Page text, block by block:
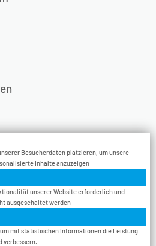
Besucherdaten platzieren, um unsere
Inhalte anzuzeigen.
unserer Website erforderlich und
ausgeschaltet werden.
mit statistischen Informationen die Leistung
verbessern.